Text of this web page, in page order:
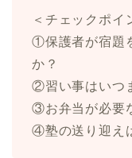
＜チェックポイ
①保護者が宿題
か？
②習い事はいつ
③お弁当が必要
④塾の送り迎え